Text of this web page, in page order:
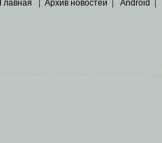
Главная Архив новостей Android